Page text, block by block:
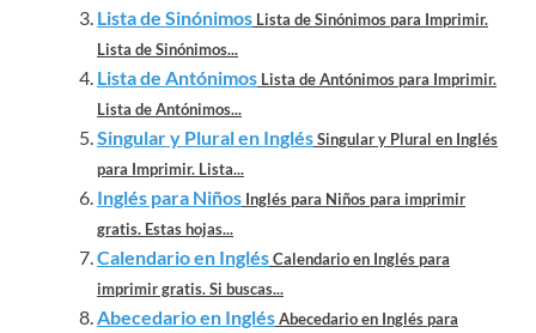
Lista de Sinónimos Lista de Sinónimos para Imprimir.
Lista de Sinónimos...
Lista de Antónimos Lista de Antónimos para Imprimir.
Lista de Antónimos...
Singular y Plural en InglésSingular y Plural en Inglés
para Imprimir. Lista...
Inglés para Niños Inglés para Niños para imprimir
gratis. Estas hojas...
Calendario en InglésCalendario en Inglés para
imprimir gratis. Si buscas...
Abecedario en InglésAbecedario en Inglés para